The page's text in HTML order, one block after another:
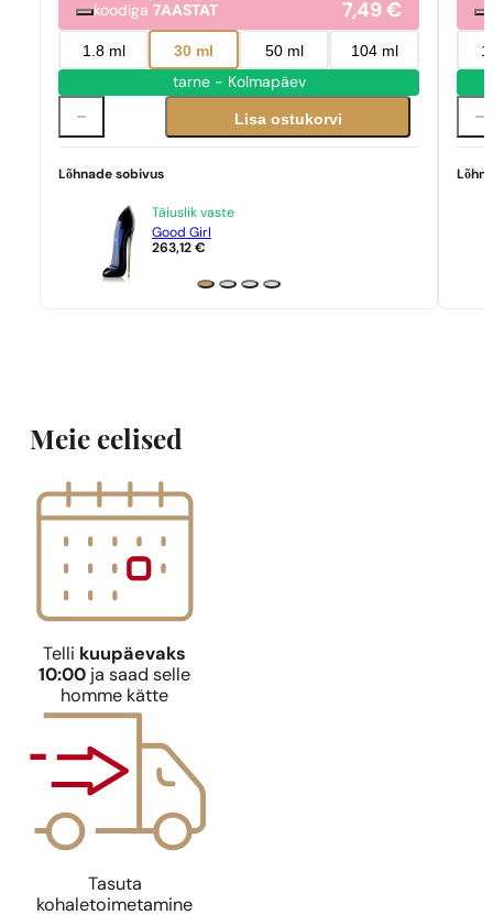
koodiga7AASTAT 7,49€
1.8 ml 30 ml 50 ml 104 ml
tarne - Kolmapäev
Lisa ostukorvi
Lõhnade sobivus
Täiuslik vaste
Good Girl
263,12€
Meie eelised
Telli kuupäevaks
10:00 ja saad selle
homme kätte
Tasuta
kohaletoimetamine